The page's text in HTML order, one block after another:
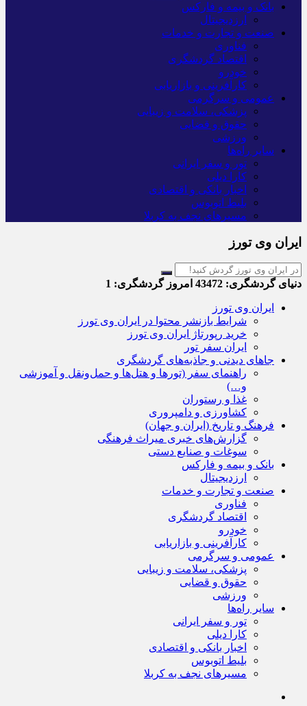
بانک و بیمه و فارکس
ارزدیجیتال
صنعت و تجارت و خدمات
فناوری
اقتصاد گردشگری
خودرو
کارآفرینی و بازاریابی
عمومی و سرگرمی
پزشکی، سلامت و زیبایی
حقوق و قضایی
ورزشی
سایر راه‌ها
تور و سفر ایرانی
کارا دیلی
اخبار بانکی و اقتصادی
بلیط اتوبوس
مسیرهای نجف به کربلا
ایران وی تورز
دنیای گردشگری: امروز گردشگری:
ایران وی تورز
شرایط بازنشر محتوا در ایران وی تورز
خرید رپورتاژ ایران وی تورز
ایران سفر تور
جاهای دیدنی و جاذبه‌های گردشگری
راهنمای سفر (تورها و هتل‌ها و حمل‌و‌نقل و آموزشی
و…)
غذا و رستوران
کشاورزی و دامپروری
فرهنگ و تاریخ (ایران و جهان)
گزارش‌های خبری میراث فرهنگی
سوغات و صنایع دستی
بانک و بیمه و فارکس
ارزدیجیتال
صنعت و تجارت و خدمات
فناوری
اقتصاد گردشگری
خودرو
کارآفرینی و بازاریابی
عمومی و سرگرمی
پزشکی، سلامت و زیبایی
حقوق و قضایی
ورزشی
سایر راه‌ها
تور و سفر ایرانی
کارا دیلی
اخبار بانکی و اقتصادی
بلیط اتوبوس
مسیرهای نجف به کربلا